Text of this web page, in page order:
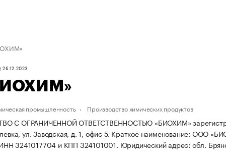
промышленность Производство химических продуктов
С ОГРАНИЧЕННОЙ ОТВЕТСТВЕННОСТЬЮ «БИОХИМ»
ул. Заводская, д. 1, офис 5. Краткое наименование: ООО
3241017704 и КПП 324101001. Юридический адрес: обл.